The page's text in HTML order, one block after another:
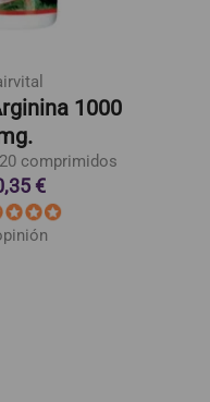
1000
comprimidos
€